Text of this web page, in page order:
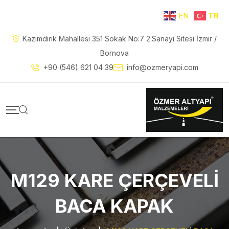
Kazımdirik Mahallesi 351 Sokak No:7 2.Sanayi Sitesi İzmir /
Bornova
+90 (546) 621 04 39
info@ozmeryapi.com
M129 KARE ÇERÇEVELİ
BACA KAPAK
EN TR